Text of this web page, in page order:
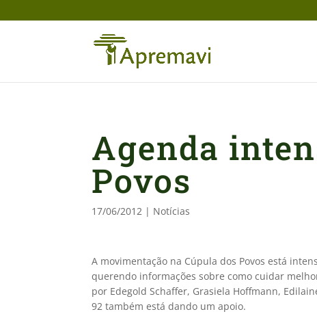
Agenda
Povos
17/06/2012 | Notícias
A movimentação na Cúpula dos Povos está
querendo informações sobre como cuidar
por Edegold Schaffer, Grasiela Hoffmann,
92 também está dando um apoio.